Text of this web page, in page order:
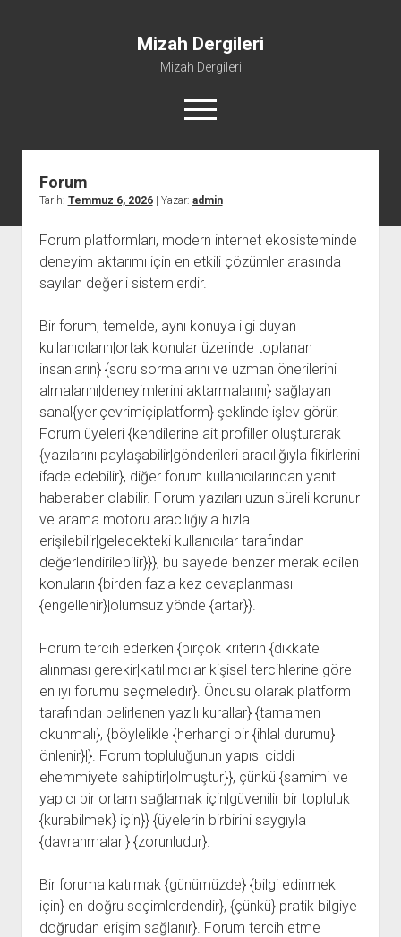
Mizah Dergileri
Mizah Dergileri
menüyü
aç
Forum
Tarih: Temmuz 6, 2026| Yazar: admin
Forum platformları, modern internet ekosisteminde
deneyim aktarımı için en etkili çözümler arasında
sayılan değerli sistemlerdir.
Bir forum, temelde, aynı konuya ilgi duyan
kullanıcıların|ortak konular üzerinde toplanan
insanların} {soru sormalarını ve uzman önerilerini
almalarını|deneyimlerini aktarmalarını} sağlayan
sanal{yer|çevrimiçiplatform} şeklinde işlev görür.
Forum üyeleri {kendilerine ait profiller oluşturarak
{yazılarını paylaşabilir|gönderileri aracılığıyla fikirlerini
ifade edebilir}, diğer forum kullanıcılarından yanıt
haberaber olabilir. Forum yazıları uzun süreli korunur
ve arama motoru aracılığıyla hızla
erişilebilir|gelecekteki kullanıcılar tarafından
değerlendirilebilir}}}, bu sayede benzer merak edilen
konuların {birden fazla kez cevaplanması
{engellenir}|olumsuz yönde {artar}}.
Forum tercih ederken {birçok kriterin {dikkate
alınması gerekir|katılımcılar kişisel tercihlerine göre
en iyi forumu seçmeledir}. Öncüsü olarak platform
tarafından belirlenen yazılı kurallar} {tamamen
okunmalı}, {böylelikle {herhangi bir {ihlal durumu}
önlenir}|}. Forum topluluğunun yapısı ciddi
ehemmiyete sahiptir|olmuştur}}, çünkü {samimi ve
yapıcı bir ortam sağlamak için|güvenilir bir topluluk
{kurabilmek} için}} {üyelerin birbirini saygıyla
{davranmaları} {zorunludur}.
Bir foruma katılmak {günümüzde} {bilgi edinmek
için} en doğru seçimlerdendir}, {çünkü} pratik bilgiye
doğrudan erişim sağlanır}. Forum tercih etme